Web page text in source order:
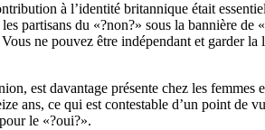
à l’identité britannique était
partisans du «?non?» sous la bannière
ne pouvez être indépendant et garder
est davantage présente chez les
ans, ce qui est contestable d’un point
le «?oui?».